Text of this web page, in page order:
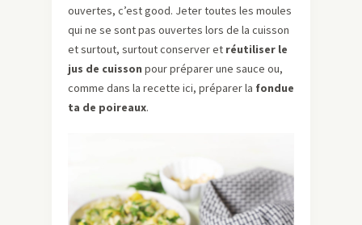
ouvertes, c’est good. Jeter toutes les moules
qui ne se sont pas ouvertes lors de la cuisson
et surtout, surtout conserver et réutiliser le
jus de cuisson pour préparer une sauce ou,
comme dans la recette ici, préparer la fondue
ta de poireaux.